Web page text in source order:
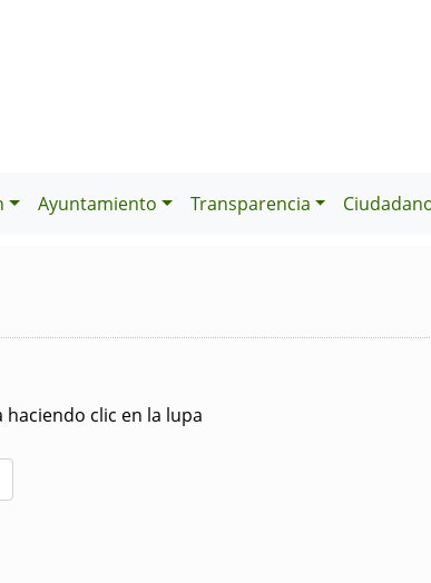
Ayuntamiento Transparencia
clic en la lupa